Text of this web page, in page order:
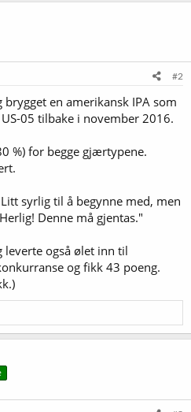
#2
brygget en amerikansk IPA som
05 tilbake i november 2016.
%) for begge gjærtypene.
syrlig til å begynne med, men
Denne må gjentas."
leverte også ølet inn til
og fikk 43 poeng.